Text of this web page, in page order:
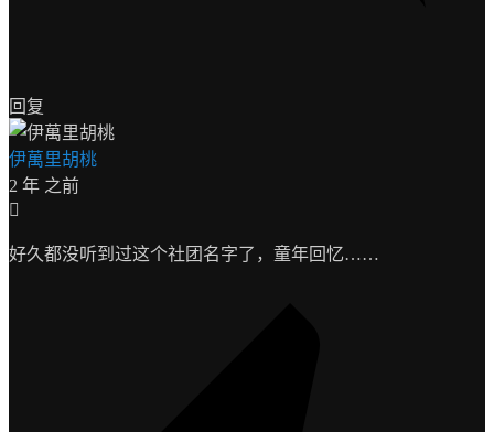
回复
伊萬里胡桃
2 年 之前
好久都没听到过这个社团名字了，童年回忆……